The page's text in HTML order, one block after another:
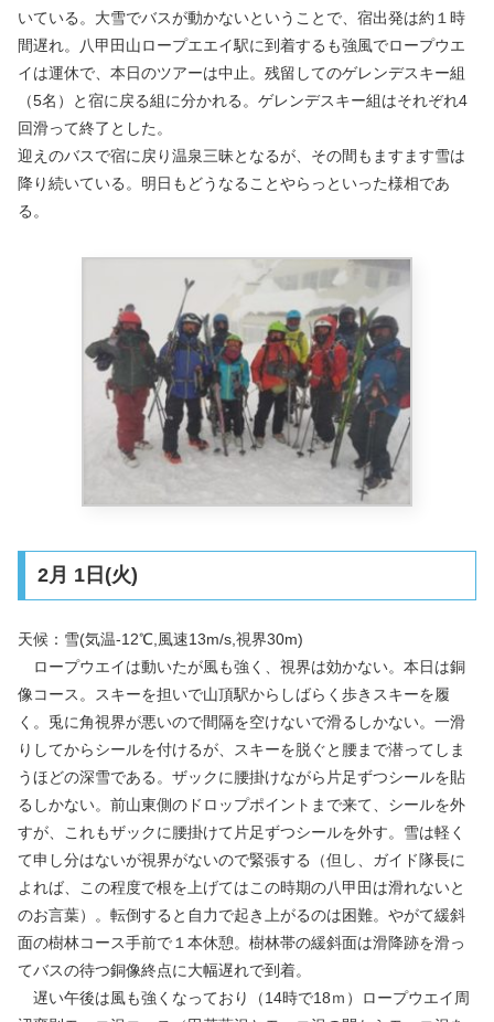
いている。大雪でバスが動かないということで、宿出発は約１時
間遅れ。八甲田山ロープエエイ駅に到着するも強風でロープウエ
イは運休で、本日のツアーは中止。残留してのゲレンデスキー組
（5名）と宿に戻る組に分かれる。ゲレンデスキー組はそれぞれ4
回滑って終了とした。
迎えのバスで宿に戻り温泉三昧となるが、その間もますます雪は
降り続いている。明日もどうなることやらっといった様相であ
る。
2月 1日(火)
天候：雪(気温-12℃,風速13m/s,視界30m)
ロープウエイは動いたが風も強く、視界は効かない。本日は銅
像コース。スキーを担いで山頂駅からしばらく歩きスキーを履
く。兎に角視界が悪いので間隔を空けないで滑るしかない。一滑
りしてからシールを付けるが、スキーを脱ぐと腰まで潜ってしま
うほどの深雪である。ザックに腰掛けながら片足ずつシールを貼
るしかない。前山東側のドロップポイントまで来て、シールを外
すが、これもザックに腰掛けて片足ずつシールを外す。雪は軽く
て申し分はないが視界がないので緊張する（但し、ガイド隊長に
よれば、この程度で根を上げてはこの時期の八甲田は滑れないと
のお言葉）。転倒すると自力で起き上がるのは困難。やがて緩斜
面の樹林コース手前で１本休憩。樹林帯の緩斜面は滑降跡を滑っ
てバスの待つ銅像終点に大幅遅れで到着。
遅い午後は風も強くなっており（14時で18ｍ）ロープウエイ周